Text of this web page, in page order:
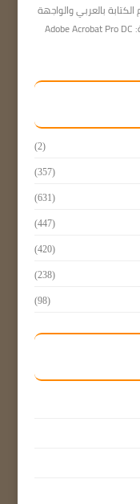
بالعربي والواجهة
في لغتين الانجليزية والروسية… البرامج المرفقة: Adobe Acrobat Pro DC
(2)
(357)
(631)
(447)
(420)
(238)
(98)